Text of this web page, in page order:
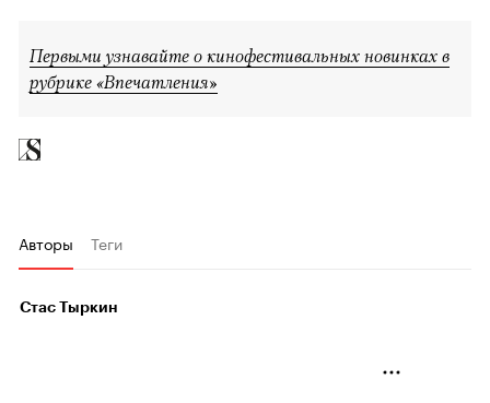
Первыми узнавайте о кинофестивальных новинках в
рубрике «Впечатления»
Авторы Теги
Стас Тыркин